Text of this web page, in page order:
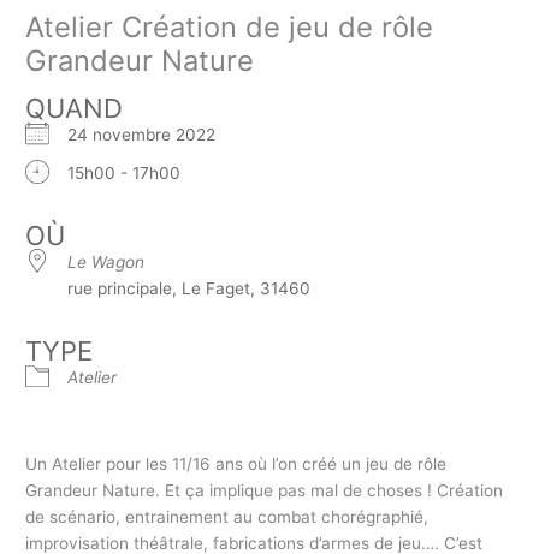
Atelier Création de jeu de rôle
Grandeur Nature
QUAND
24 novembre 2022
15h00 - 17h00
OÙ
Le Wagon
rue principale, Le Faget, 31460
TYPE
Atelier
Un Atelier pour les 11/16 ans où l’on créé un jeu de rôle
Grandeur Nature. Et ça implique pas mal de choses ! Création
de scénario, entrainement au combat chorégraphié,
improvisation théâtrale, fabrications d’armes de jeu…. C’est